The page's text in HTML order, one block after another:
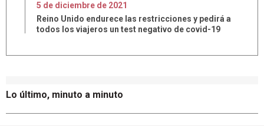
Lo último, minuto a minuto
5 de diciembre de 2021
Reino Unido endurece las restricciones y pedirá a
todos los viajeros un test negativo de covid-19